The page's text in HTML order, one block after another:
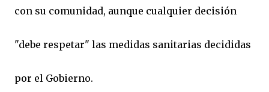
con su comunidad, aunque cualquier decisión
"debe respetar" las medidas sanitarias decididas
por el Gobierno.